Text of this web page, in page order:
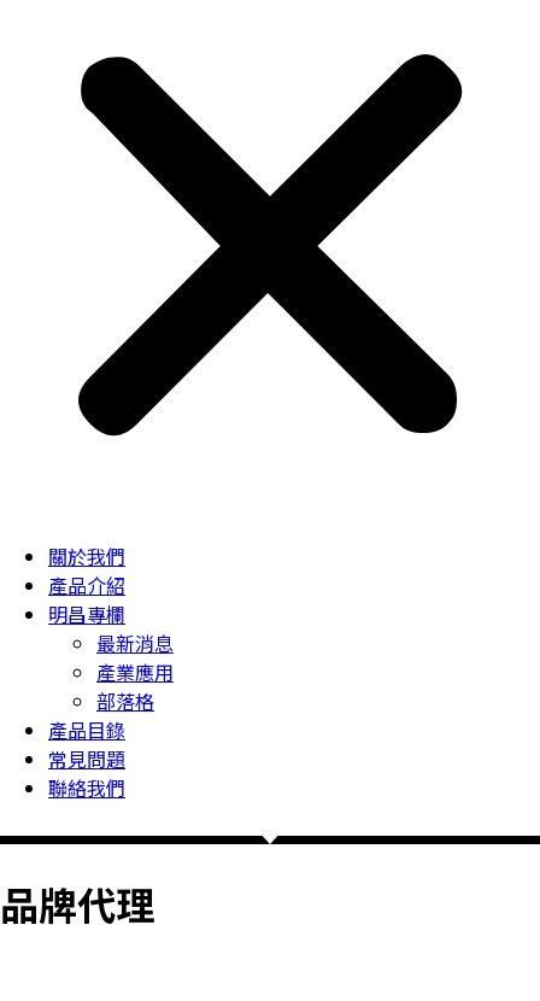
關於我們
產品介紹
明昌專欄
最新消息
產業應用
部落格
產品目錄
常見問題
聯絡我們
品牌代理